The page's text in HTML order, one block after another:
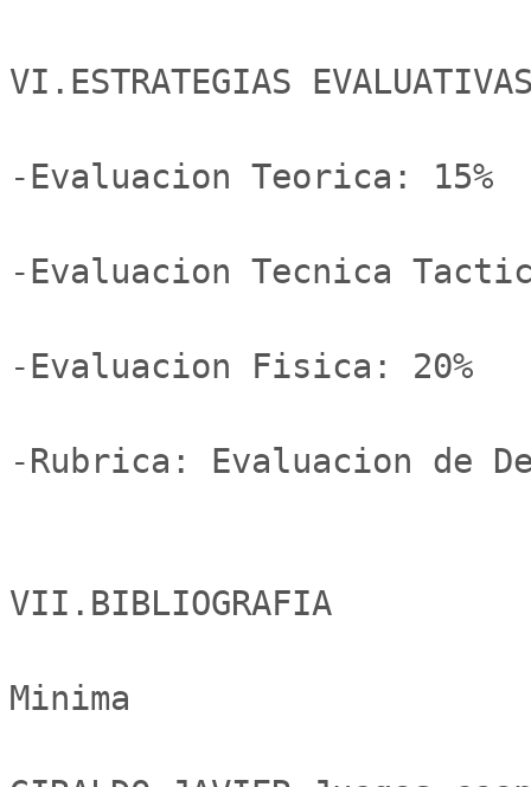
VI.ESTRATEGIAS
-Evaluacion Teorica: 15%
-Evaluacion Tecnica
-Evaluacion Fisica: 20%
-Rubrica: Evaluacion de
VII.BIBLIOGRAFIA
Minima